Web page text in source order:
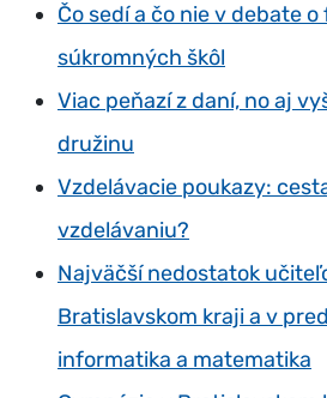
Čo sedí a čo nie v debate
súkromných škôl
Viac peňazí z daní, no aj
družinu
Vzdelávacie poukazy:
vzdelávaniu?
Najväčší nedostatok
Bratislavskom kraji a v
informatika a matematika